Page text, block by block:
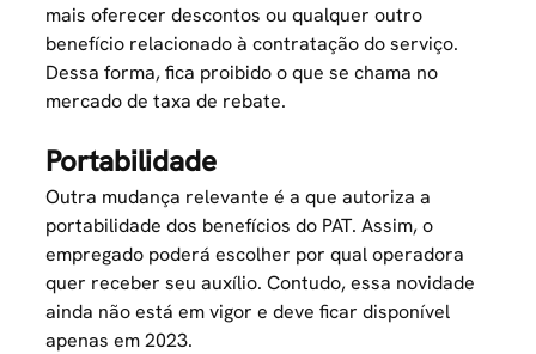
mais oferecer descontos ou qualquer outro
benefício relacionado à contratação do serviço.
Dessa forma, fica proibido o que se chama no
mercado de taxa de rebate.
Portabilidade
Outra mudança relevante é a que autoriza a
portabilidade dos benefícios do PAT. Assim, o
empregado poderá escolher por qual operadora
quer receber seu auxílio. Contudo, essa novidade
ainda não está em vigor e deve ficar disponível
apenas em 2023.